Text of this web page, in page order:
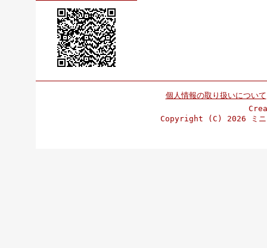
個人情報の取り扱いについて
Copyright (C) 2026 ミ